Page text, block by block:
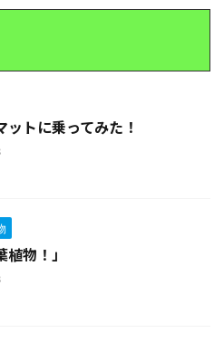
ットに乗ってみた！
物！」